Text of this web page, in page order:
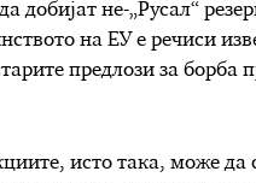
добијат не-„Русал“
на ЕУ е речиси
предлози за борба
исто така, може да